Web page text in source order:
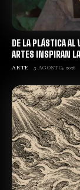
DE LA PLÁSTICA
ARTES INSPIRAN
ARTE 3 AGOSTO, 2026